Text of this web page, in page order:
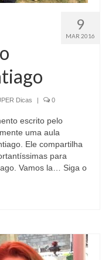
9
MAR 2016
Dicas | 0
escrito pelo
uma aula
Ele compartilha
para
Vamos la… Siga o